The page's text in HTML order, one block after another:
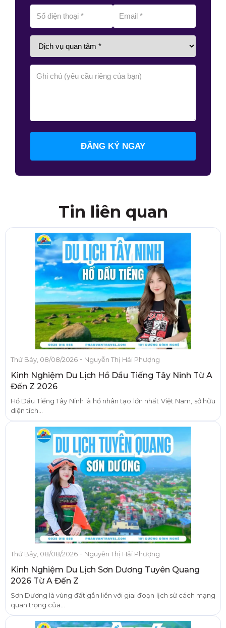
ĐĂNG KÝ NGAY
Tin liên quan
Thứ Bảy, 08/08/2026 - Nguyễn Thị Hải Phượng
Kinh Nghiệm Du Lịch Hồ Dầu Tiếng Tây Ninh Từ A
Đến Z 2026
Hồ Dầu Tiếng Tây Ninh là hồ nhân tạo lớn nhất Việt Nam, sở hữu
diện tích...
Thứ Bảy, 08/08/2026 - Nguyễn Thị Hải Phượng
Kinh Nghiệm Du Lịch Sơn Dương Tuyên Quang
2026 Từ A Đến Z
Sơn Dương là vùng đất gắn liền với giai đoạn lịch sử cách mạng
quan trọng của...